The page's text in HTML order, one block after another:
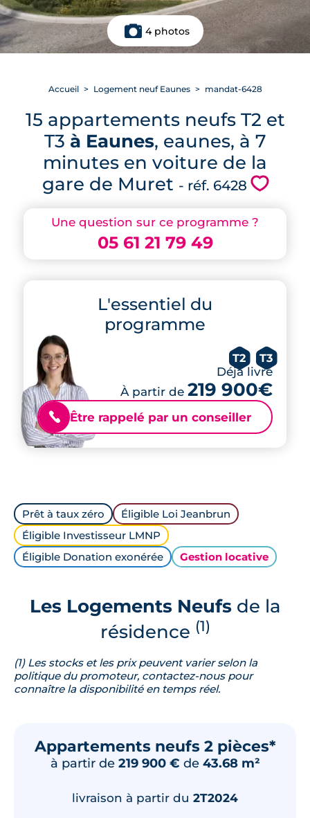
4 photos
Une question sur ce programme ?
05 61 21 79 49
L'essentiel du
programme
T2 T3
Déjà livré
À partir de 219 900€
📞 Être rappelé par un conseiller
Accueil Logement neuf Eaunes mandat-6428
15 appartements neufs T2 et
T3 à Eaunes, eaunes, à 7
minutes en voiture de la
gare de Muret - réf. 6428 💗
Prêt à taux zéro
Éligible Loi Jeanbrun
Éligible Investisseur LMNP
Éligible Donation exonérée
Gestion locative
Les Logements Neufsde la
résidence (1)
(1) Les stocks et les prix peuvent varier selon la
politique du promoteur, contactez-nous pour
connaître la disponibilité en temps réel.
Appartements neufs 2 pièces*
à partir de 219 900 € de 43.68 m²
livraison à partir du 2T2024